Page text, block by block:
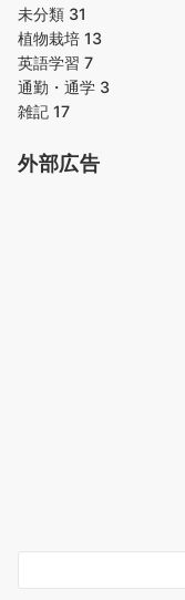
未分類 31
植物栽培 13
英語学習 7
通勤・通学 3
雑記 17
外部広告